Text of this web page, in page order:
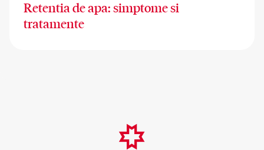
Retentia de apa: simptome si
tratamente